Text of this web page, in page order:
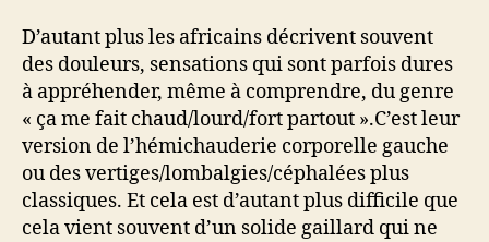
D’autant plus les africains décrivent souvent
des douleurs, sensations qui sont parfois dures
à appréhender, même à comprendre, du genre
« ça me fait chaud/lourd/fort partout ».C’est leur
version de l’hémichauderie corporelle gauche
ou des vertiges/lombalgies/céphalées plus
classiques. Et cela est d’autant plus difficile que
cela vient souvent d’un solide gaillard qui ne